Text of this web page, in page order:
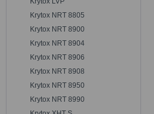
Krytox NRT 8805
Krytox NRT 8900
Krytox NRT 8904
Krytox NRT 8906
Krytox NRT 8908
Krytox NRT 8950
Krytox NRT 8990